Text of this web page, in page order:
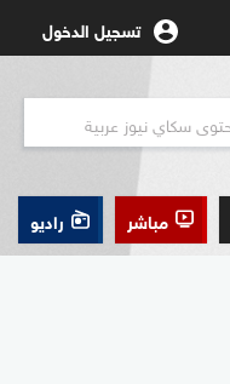
تسجيل الدخول
مباشر راديو